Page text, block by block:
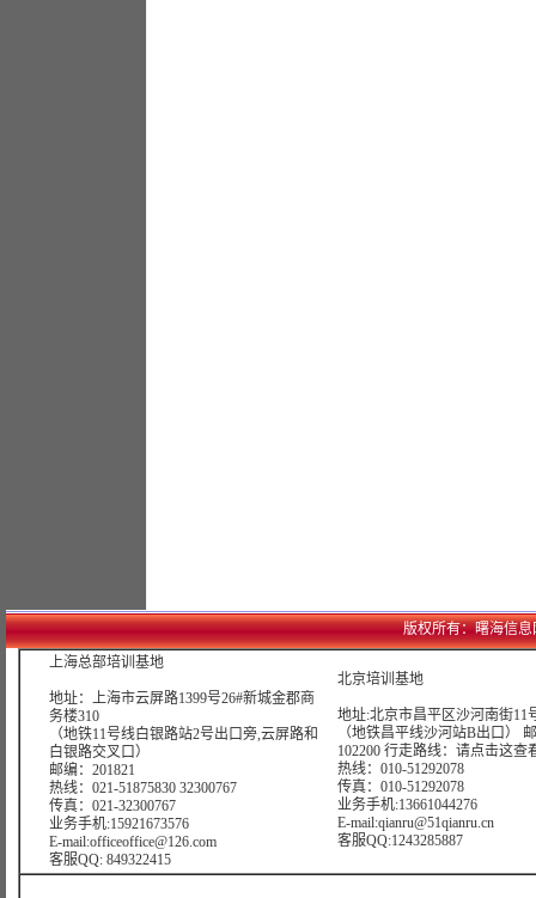
版权所有：曙海信息
上海总部培训基地
地址：上海市云屏路1399号26#新城金郡商
务楼310
（地铁11号线白银路站2号出口旁,云屏路和
白银路交叉口）
邮编：201821
热线：021-51875830 32300767
传真：021-32300767
业务手机:15921673576
E-mail:officeoffice@126.com
客服QQ: 849322415
北京培训基地
地址:北京市昌平区沙河南街11
（地铁昌平线沙河站B出口）
102200 行走路线： 请点击这查
热线：010-51292078
传真：010-51292078
业务手机:13661044276
E-mail:qianru@51qianru.cn
客服QQ:1243285887